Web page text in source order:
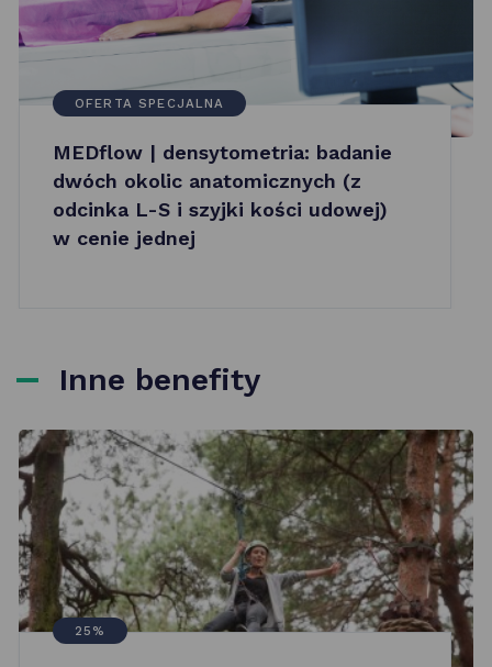
OFERTA SPECJALNA
MEDflow | densytometria: badanie
dwóch okolic anatomicznych (z
odcinka L-S i szyjki kości udowej)
w cenie jednej
Inne benefity
25%